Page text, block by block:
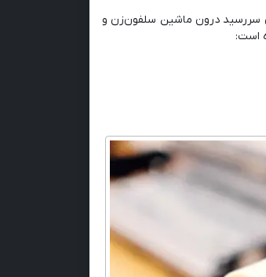
سررسید درون ماشین سلفون‌زن و
است: